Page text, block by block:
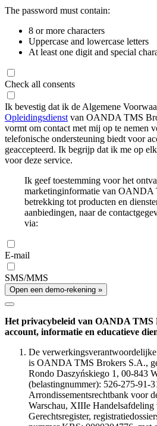
The password must contain:
8 or more characters
Uppercase and lowercase letters
At least one digit and special
Check all consents
Ik bevestig dat ik de Algemene
Opleidingsdienst van OANDA TMS
vormt om contact met mij op te nemen
telefonische ondersteuning biedt voor
geaccepteerd. Ik begrijp dat ik me op
voor deze service.
Ik geef toestemming voor het
marketinginformatie van OANDA
betrekking tot producten en
aanbiedingen, naar de
via:
E-mail
SMS/MMS
Open een demo-rekening »
Het privacybeleid van OANDA TMS
account, informatie en educatieve
De
is OANDA TMS Brokers S.A.,
Rondo Daszyńskiego 1, 00-843
(belastingnummer): 526-275-91-
Arrondissementsrechtbank voor
Warschau, XIIIe Handelsafdeling
Gerechtsregister,